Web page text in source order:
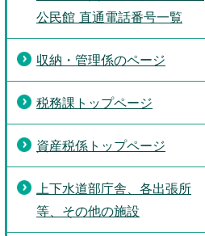
公民館 直通電話番号一覧
収納・管理係のページ
税務課トップページ
資産税係トップページ
上下水道部庁舎、各出張所
等、その他の施設